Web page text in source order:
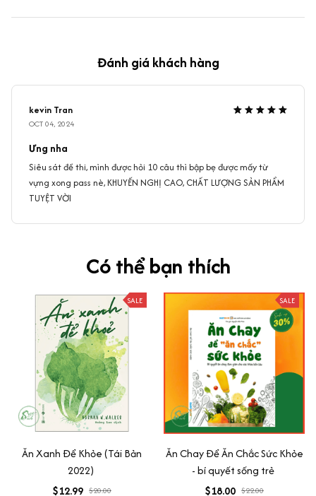
Đánh giá khách hàng
kevin Tran
OCT 04, 2024
Ưng nha
Siêu sát đề thi, mình được hỏi 10 câu thì bập bẹ được mấy từ
vựng xong pass nè, KHUYẾN NGHỊ CAO, CHẤT LƯỢNG SẢN PHẨM
TUYỆT VỜI
Có thể bạn thích
SALE
Ăn Xanh Để Khỏe (Tái Bản
2022)
$12.99 $20.00
SALE
Ăn Chay Để Ăn Chắc Sức Khỏe
- bí quyết sống trẻ
$18.00 $22.00